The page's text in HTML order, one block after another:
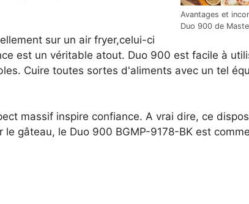
Avantages et
Duo 900 de
sur un air fryer,celui-ci
est un véritable atout. Duo 900 est facile à
Cuire toutes sortes d'aliments avec un tel
massif inspire confiance. A vrai dire, ce
gâteau, le Duo 900 BGMP-9178-BK est